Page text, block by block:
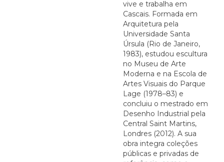
vive e trabalha em
Cascais. Formada em
Arquitetura pela
Universidade Santa
Úrsula (Rio de Janeiro,
1983), estudou escultura
no Museu de Arte
Moderna e na Escola de
Artes Visuais do Parque
Lage (1978–83) e
concluiu o mestrado em
Desenho Industrial pela
Central Saint Martins,
Londres (2012). A sua
obra integra coleções
públicas e privadas de